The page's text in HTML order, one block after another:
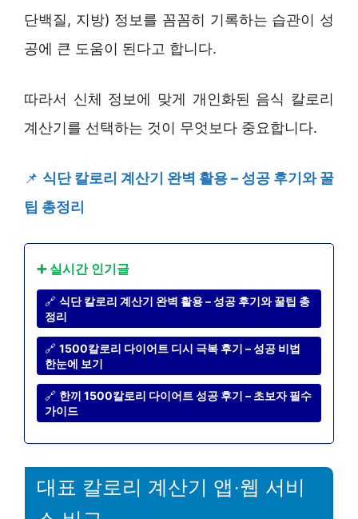
단백질, 지방) 정보를 꼼꼼히 기록하는 습관이 성
공에 큰 도움이 된다고 합니다.
따라서 신체 정보에 맞게 개인화된 음식 칼로리
계산기를 선택하는 것이 무엇보다 중요합니다.
📌 식단 칼로리 계산기 완벽 활용 – 성공 후기와 꿀
팁 총정리
➕ 실시간 인기글
🔗 식단 칼로리 계산기 완벽 활용 – 성공 후기와 꿀팁 총
정리
🔗 1500칼로리 다이어트 디시 극복 후기 – 성공 비법
한눈에 보기
🔗 한끼 1500칼로리 다이어트 성공 후기 – 초보자 필수
가이드
대표 칼로리 계산기 앱·웹 서비